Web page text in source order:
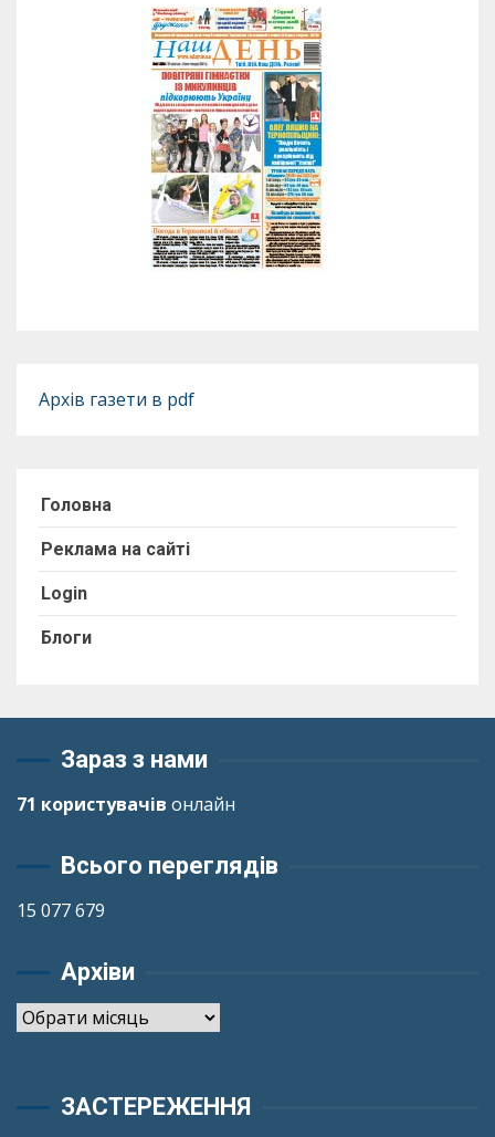
Архів газети в pdf
Головна
Реклама на сайті
Login
Блоги
Зараз з нами
71 користувачів онлайн
Всього переглядів
15 077 679
Архіви
Архіви
ЗАСТЕРЕЖЕННЯ